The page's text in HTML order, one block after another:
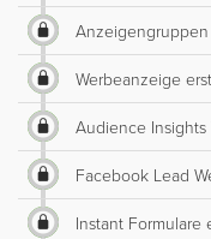
Anzeigengruppen
Werbeanzeige
Audience
Facebook Lead
Instant Formulare